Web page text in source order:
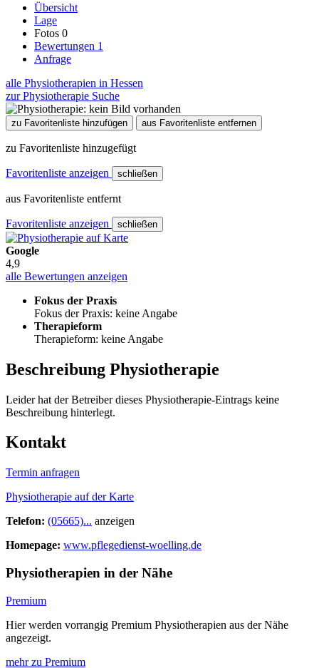
Übersicht
Lage
Fotos 0
Bewertungen 1
Anfrage
alle Physiotherapien in Hessen
zur Physiotherapie Suche
zu Favoritenliste hinzufügen aus Favoritenliste entfernen
zu Favoritenliste hinzugefügt
Favoritenliste anzeigen schließen
aus Favoritenliste entfernt
Favoritenliste anzeigen schließen
Google
4,9
alle Bewertungen anzeigen
Fokus der Praxis
Fokus der Praxis: keine Angabe
Therapieform
Therapieform: keine Angabe
Beschreibung Physiotherapie
Leider hat der Betreiber dieses Physiotherapie-Eintrags keine
Beschreibung hinterlegt.
Kontakt
Termin anfragen
Physiotherapie auf der Karte
Telefon: (05665)... anzeigen
Homepage: www.pflegedienst-woelling.de
Physiotherapien in der Nähe
Premium
Hier werden vorrangig Premium Physiotherapien aus der Nähe
angezeigt.
mehr zu Premium